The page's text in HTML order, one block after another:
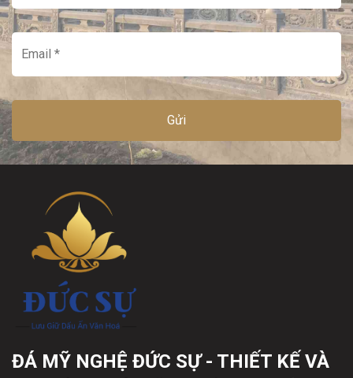
ĐÁ MỸ NGHỆ ĐỨC SỰ - THIẾT KẾ VÀ